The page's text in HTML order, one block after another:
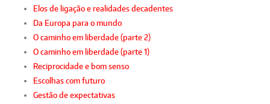
Elos de ligação e realidades decadentes
Da Europa para o mundo
O caminho em liberdade (parte 2)
O caminho em liberdade (parte 1)
Reciprocidade e bom senso
Escolhas com futuro
Gestão de expectativas